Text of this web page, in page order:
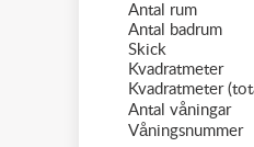
Antal rum
Antal badrum
Skick
Kvadratmeter
Kvadratmeter
Antal våningar
Våningsnummer